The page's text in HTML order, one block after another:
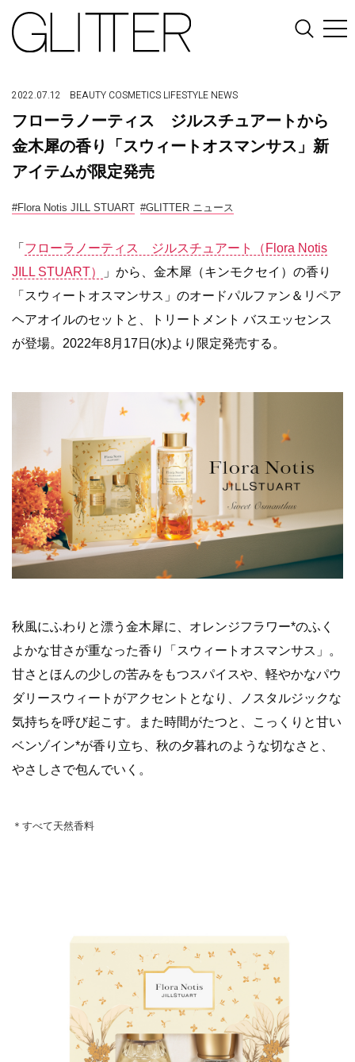
2022.07.12 BEAUTY COSMETICS LIFESTYLE NEWS
フローラノーティス ジルスチュアートから
金木犀の香り「スウィートオスマンサス」新
アイテムが限定発売
#Flora Notis JILL STUART #GLITTER ニュース
「 フローラノーティス ジルスチュアート（Flora Notis
JILL STUART）
」から、金木犀（キンモクセイ）の香り
「スウィートオスマンサス」のオードパルファン＆リペア
ヘアオイルのセットと、トリートメント バスエッセンス
が登場。2022年8月17日(水)より限定発売する。
秋風にふわりと漂う金木犀に、オレンジフラワー*のふく
よかな甘さが重なった香り「スウィートオスマンサス」。
甘さとほんの少しの苦みをもつスパイスや、軽やかなパウ
ダリースウィートがアクセントとなり、ノスタルジックな
気持ちを呼び起こす。また時間がたつと、こっくりと甘い
ベンゾイン*が香り立ち、秋の夕暮れのような切なさと、
やさしさで包んでいく。
＊すべて天然香料